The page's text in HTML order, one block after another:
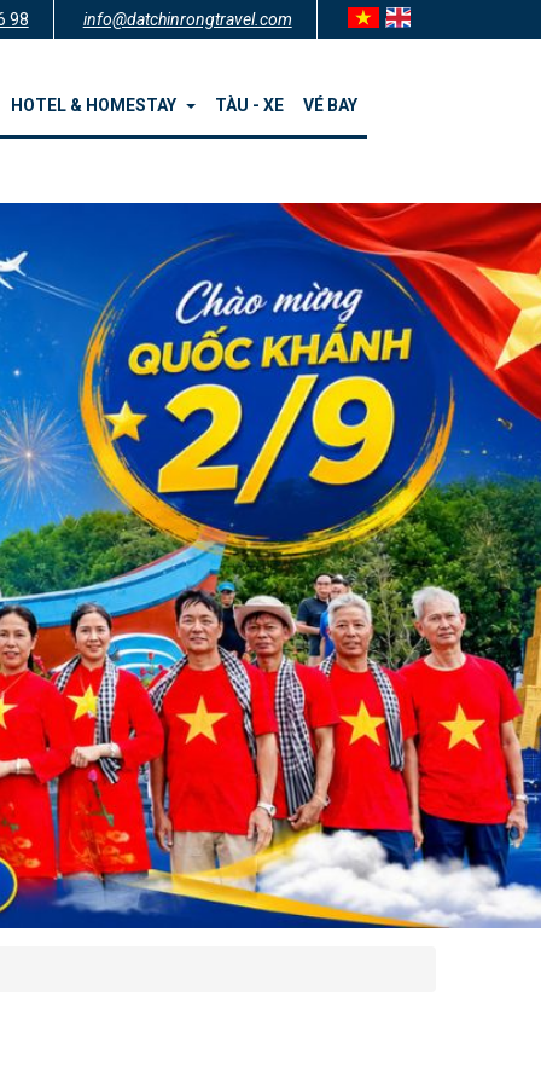
98 info@datchinrongtravel.com
HOTEL & HOMESTAY TÀU - XE VÉ BAY